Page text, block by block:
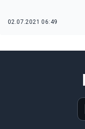
02.07.2021 06:49